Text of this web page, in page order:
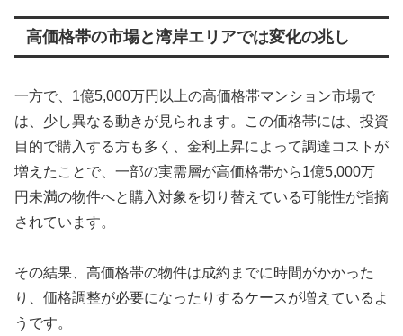
高価格帯の市場と湾岸エリアでは変化の兆し
一方で、1億5,000万円以上の高価格帯マンション市場で
は、少し異なる動きが見られます。この価格帯には、投資
目的で購入する方も多く、金利上昇によって調達コストが
増えたことで、一部の実需層が高価格帯から1億5,000万
円未満の物件へと購入対象を切り替えている可能性が指摘
されています。
その結果、高価格帯の物件は成約までに時間がかかった
り、価格調整が必要になったりするケースが増えているよ
うです。